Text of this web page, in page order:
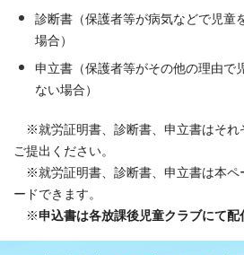
診断書（保護者等が病気などで児童
場合）
申立書（保護者等がその他の理由で
ない場合）
※就労証明書、診断書、申立書はそれ
ご提出ください。
※就労証明書、診断書、申立書は本ペ
ードできます。
※申込書は各放課後児童クラブにて配